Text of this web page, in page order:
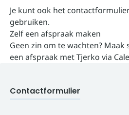
Je kunt ook het
gebruiken.
Zelf een afspraak maken
Geen zin om te wachten? Maak
een afspraak met Tjerko via
Contactformulier